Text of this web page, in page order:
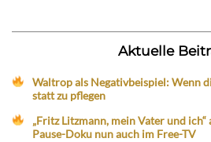
Aktuelle
Waltrop als Negativbeispiel: Wenn
statt zu pflegen
„Fritz Litzmann, mein Vater und ich“
Pause-Doku nun auch im Free-TV